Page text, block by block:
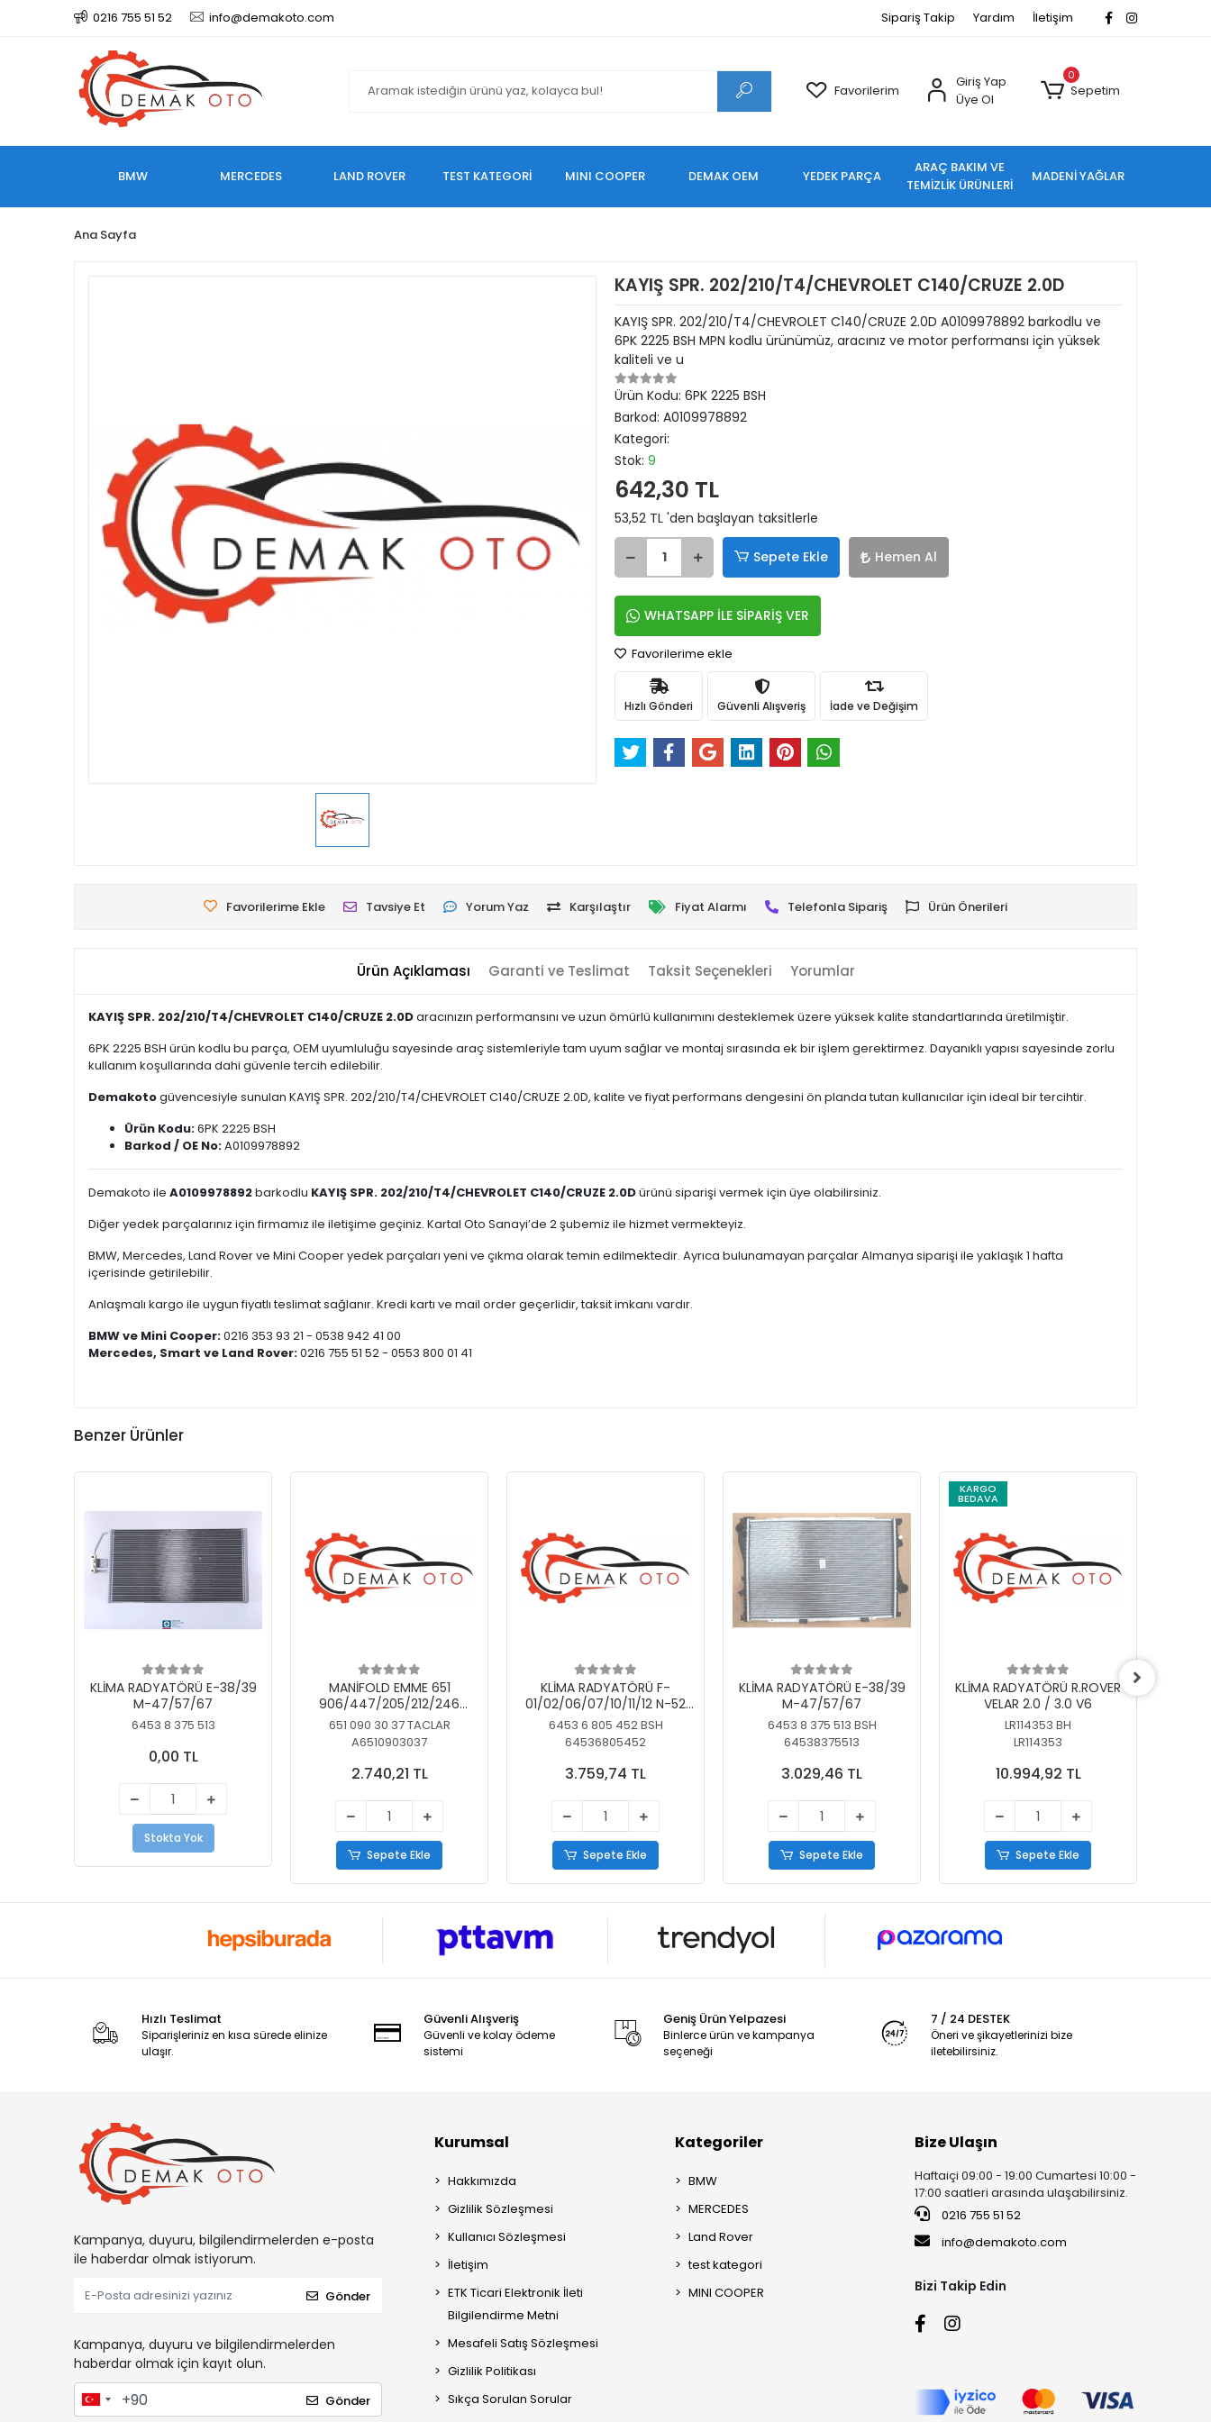
0216 755 51 52 info@demakoto.com Sipariş Takip Yardım İletişim
Favorilerim
Giriş Yap
Üye Ol
0
Sepetim
BMW MERCEDES LAND ROVER TEST KATEGORİ MINI COOPER DEMAK OEM YEDEK PARÇA
ARAÇ BAKIM VE
TEMİZLİK ÜRÜNLERİ
MADENİ YAĞLAR
Ana Sayfa
KAYIŞ SPR. 202/210/T4/CHEVROLET C140/CRUZE 2.0D
KAYIŞ SPR. 202/210/T4/CHEVROLET C140/CRUZE 2.0D A0109978892 barkodlu ve
6PK 2225 BSH MPN kodlu ürünümüz, aracınız ve motor performansı için yüksek
kaliteli ve u
Ürün Kodu: 6PK 2225 BSH
Barkod: A0109978892
Kategori:
Stok: 9
642,30 TL
53,52 TL 'den başlayan taksitlerle
Sepete Ekle Hemen Al
WHATSAPP İLE SİPARİŞ VER
Favorilerime ekle
Hızlı Gönderi Güvenli Alışveriş İade ve Değişim
Favorilerime Ekle Tavsiye Et Yorum Yaz Karşılaştır Fiyat Alarmı Telefonla Sipariş Ürün Önerileri
Ürün Açıklaması Garanti ve Teslimat Taksit Seçenekleri Yorumlar
KAYIŞ SPR. 202/210/T4/CHEVROLET C140/CRUZE 2.0Daracınızın performansını ve uzun ömürlü kullanımını desteklemek üzere yüksek kalite standartlarında üretilmiştir.
6PK 2225 BSH ürün kodlu bu parça, OEM uyumluluğu sayesinde araç sistemleriyle tam uyum sağlar ve montaj sırasında ek bir işlem gerektirmez. Dayanıklı yapısı sayesinde zorlu
kullanım koşullarında dahi güvenle tercih edilebilir.
Demakotogüvencesiyle sunulan KAYIŞ SPR. 202/210/T4/CHEVROLET C140/CRUZE 2.0D, kalite ve fiyat performans dengesini ön planda tutan kullanıcılar için ideal bir tercihtir.
Ürün Kodu:6PK 2225 BSH
Barkod / OE No:A0109978892
Demakoto ile A0109978892barkodlu KAYIŞ SPR. 202/210/T4/CHEVROLET C140/CRUZE 2.0Dürünü siparişi vermek için üye olabilirsiniz.
Diğer yedek parçalarınız için firmamız ile iletişime geçiniz. Kartal Oto Sanayi’de 2 şubemiz ile hizmet vermekteyiz.
BMW, Mercedes, Land Rover ve Mini Cooper yedek parçaları yeni ve çıkma olarak temin edilmektedir. Ayrıca bulunamayan parçalar Almanya siparişi ile yaklaşık 1 hafta
içerisinde getirilebilir.
Anlaşmalı kargo ile uygun fiyatlı teslimat sağlanır. Kredi kartı ve mail order geçerlidir, taksit imkanı vardır.
BMW ve Mini Cooper:0216 353 93 21 - 0538 942 41 00
Mercedes, Smart ve Land Rover:0216 755 51 52 - 0553 800 01 41
Benzer Ürünler
KLİMA RADYATÖRÜ E-38/39
M-47/57/67
6453 8 375 513
0,00 TL
Stokta Yok
MANİFOLD EMME 651
906/447/205/212/246
KELEBEKSİZ
651 090 30 37 TACLAR
A6510903037
2.740,21 TL
Sepete Ekle
KLİMA RADYATÖRÜ F-
01/02/06/07/10/11/12 N-52
N/N-53/57/63
6453 6 805 452 BSH
64536805452
3.759,74 TL
Sepete Ekle
KLİMA RADYATÖRÜ E-38/39
M-47/57/67
6453 8 375 513 BSH
64538375513
3.029,46 TL
Sepete Ekle
KARGO
BEDAVA
KLİMA RADYATÖRÜ R.ROVER
VELAR 2.0 / 3.0 V6
LR114353 BH
LR114353
10.994,92 TL
Sepete Ekle
Hızlı Teslimat
Siparişleriniz en kısa sürede elinize
ulaşır.
Güvenli Alışveriş
Güvenli ve kolay ödeme
sistemi
Geniş Ürün Yelpazesi
Binlerce ürün ve kampanya
seçeneği
7 / 24 DESTEK
Öneri ve şikayetlerinizi bize
iletebilirsiniz.
Kampanya, duyuru, bilgilendirmelerden e-posta
ile haberdar olmak istiyorum.
Gönder
Kampanya, duyuru ve bilgilendirmelerden
haberdar olmak için kayıt olun.
Gönder
Kurumsal
Hakkımızda
Gizlilik Sözleşmesi
Kullanıcı Sözleşmesi
İletişim
ETK Ticari Elektronik İleti
Bilgilendirme Metni
Mesafeli Satış Sözleşmesi
Gizlilik Politikası
Sıkça Sorulan Sorular
Kategoriler
BMW
MERCEDES
Land Rover
test kategori
MINI COOPER
Bize Ulaşın
Haftaiçi 09:00 - 19:00 Cumartesi 10:00 -
17:00 saatleri arasında ulaşabilirsiniz.
0216 755 51 52
info@demakoto.com
Bizi Takip Edin